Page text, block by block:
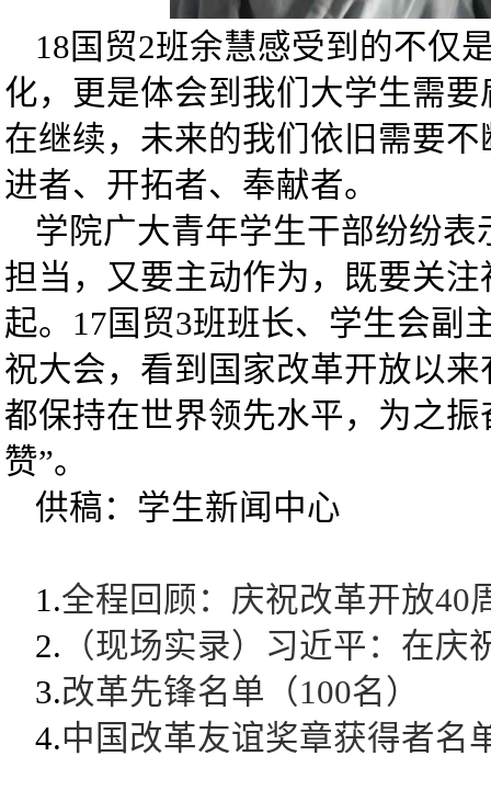
18国贸2班余慧感受到的不仅
化，更是体会到我们大学生需
在继续，未来的我们依旧需要
进者、开拓者、奉献者。
学院广大青年学生干部纷纷
担当，又要主动作为，既要关
起。17国贸3班班长、学生会副
祝大会，看到国家改革开放以
都保持在世界领先水平，为之
赞”。
供稿：学生新闻中心
1.全程回顾：庆祝改革开放40
2. （现场实录）习近平：在
3.改革先锋名单（100名）
4.中国改革友谊奖章获得者名